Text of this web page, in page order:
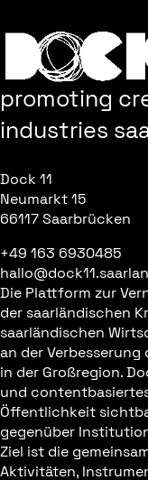
promoting
industries
Dock 11
Neumarkt 15
66117 Saarbrücken
+49 163 6930485
Die Plattform zur
der saarländischen
saarländischen
an der
in der Großregion.
und
Öffentlichkeit
gegenüber
Ziel ist die
Aktivitäten,